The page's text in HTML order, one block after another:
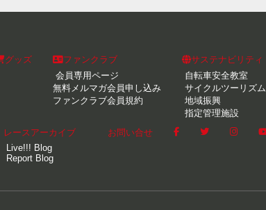
グッズ
ファンクラブ
会員専用ページ
無料メルマガ会員申し込み
ファンクラブ会員規約
サステナビリティ
自転車安全教室
サイクルツーリズム
地域振興
指定管理施設
レースアーカイブ
Live!!! Blog
Report Blog
お問い合せ